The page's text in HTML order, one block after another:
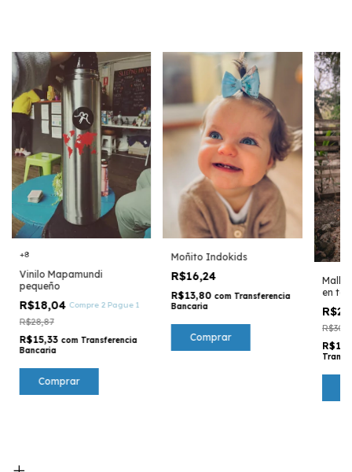
+8
Vinilo Mapamundi
pequeño
R$18,04 Compre 2 Pague 1
R$28,87
R$15,33 com Transferencia
Bancaria
Comprar
Moñito Indokids
R$16,24
R$13,80 com Transferencia
Bancaria
Comprar
Malla
en